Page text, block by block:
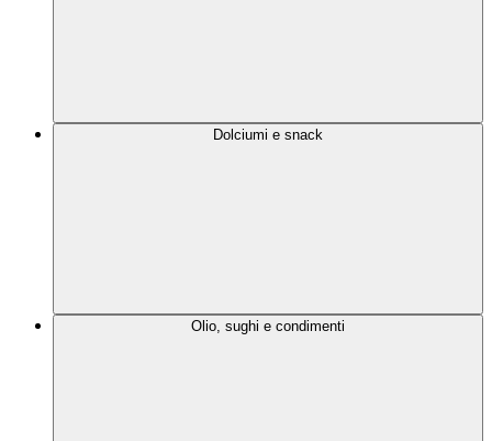
Dolciumi e snack
Olio, sughi e condimenti